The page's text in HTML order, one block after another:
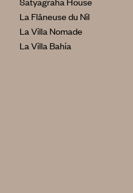
La Flâneuse du Nil
La Villa Nomade
La Villa Bahia